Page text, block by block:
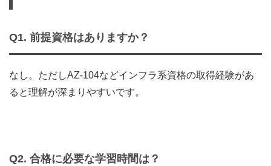
Q1. 前提資格はありますか？
なし。ただしAZ‑104などインフラ系資格の取得経験があ
ると理解が深まりやすいです。
Q2. 合格に必要な学習時間は？